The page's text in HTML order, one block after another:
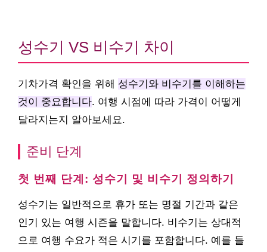
성수기 VS 비수기 차이
기차가격 확인을 위해 성수기와 비수기를 이해하는
것이 중요합니다. 여행 시점에 따라 가격이 어떻게
달라지는지 알아보세요.
준비 단계
첫 번째 단계: 성수기 및 비수기 정의하기
성수기는 일반적으로 휴가 또는 명절 기간과 같은
인기 있는 여행 시즌을 말합니다. 비수기는 상대적
으로 여행 수요가 적은 시기를 포함합니다. 예를 들